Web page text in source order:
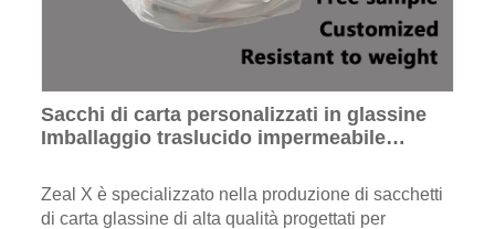
Sacchi di carta personalizzati in glassine
Imballaggio traslucido impermeabile
Zeal X è specializzato nella produzione di sacchetti
di carta glassine di alta qualità progettati per